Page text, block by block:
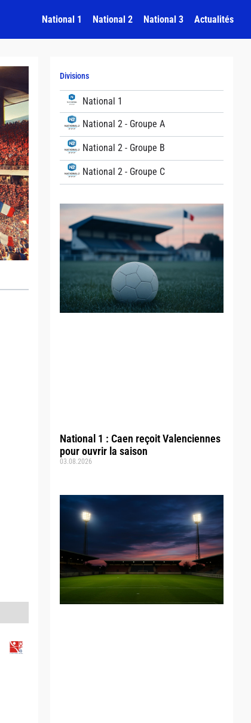
National 1 National 2 National 3 Actualités
Divisions
National 1
National 2 - Groupe A
National 2 - Groupe B
National 2 - Groupe C
National 1 : Caen reçoit Valenciennes
pour ouvrir la saison
03.08.2026